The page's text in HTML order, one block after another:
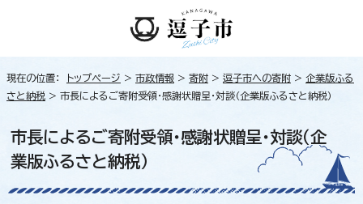
現在の位置： トップページ > 市政情報 > 寄附 > 逗子市への寄附 > 企業版ふる
さと納税 > 市長によるご寄附受領・感謝状贈呈・対談（企業版ふるさと納税）
市長によるご寄附受領・感謝状贈呈・対談（企
業版ふるさと納税）